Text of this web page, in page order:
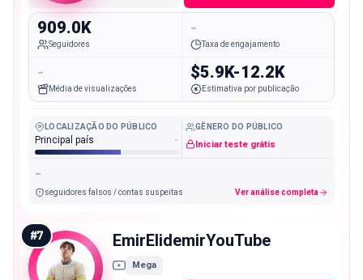
909.0K
Seguidores
-
Taxa de engajamento
-
Média de visualizações
$5.9K-12.2K
Estimativa por publicação
LOCALIZAÇÃO DO PÚBLICO
Principal país -
GÊNERO DO PÚBLICO
Iniciar teste grátis
-
seguidores falsos / contas suspeitas Ver análise completa
#7 EmirElidemirYouTube
Mega